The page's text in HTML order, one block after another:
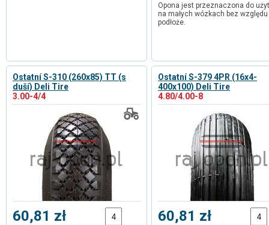
Opona jest przeznaczona do
na małych wózkach bez
podłoże.
Ostatní S-310 (260x85) TT (s
duší) Deli Tire
3.00-4/4
60,81 zł
Ostatní S-379 4PR (16x4-
400x100) Deli Tire
4.80/4.00-8
60,81 zł